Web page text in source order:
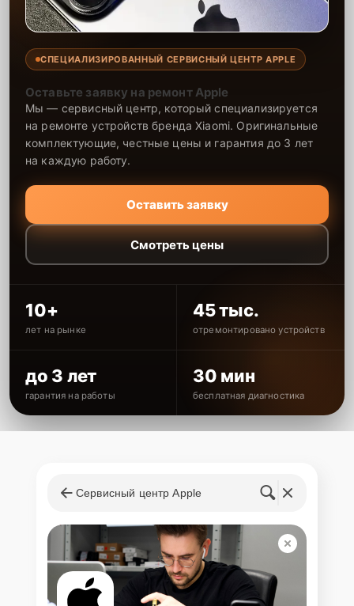
СПЕЦИАЛИЗИРОВАННЫЙ СЕРВИСНЫЙ ЦЕНТР APPLE
Оставьте заявку на ремонт Apple
Мы — сервисный центр, который специализируется
на ремонте устройств бренда Xiaomi. Оригинальные
комплектующие, честные цены и гарантия до 3 лет
на каждую работу.
Оставить заявку
Смотреть цены
10+
лет на рынке
45 тыс.
отремонтировано устройств
до 3 лет
гарантия на работы
30 мин
бесплатная диагностика
Сервисный центр Apple